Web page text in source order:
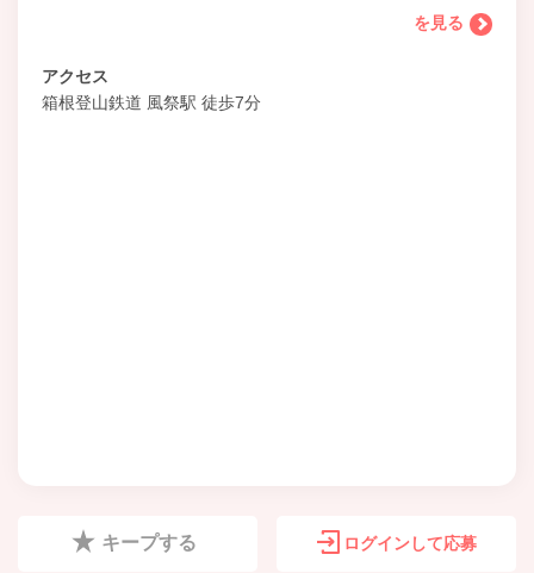
を見る
アクセス
箱根登山鉄道 風祭駅 徒歩7分
キープする ログインして応募